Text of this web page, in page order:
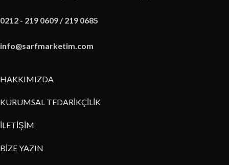
0212 - 219 0609 / 219 0685
info@sarfmarketim.com
HAKKIMIZDA
KURUMSAL TEDARİKÇİLİK
İLETİŞİM
BİZE YAZIN